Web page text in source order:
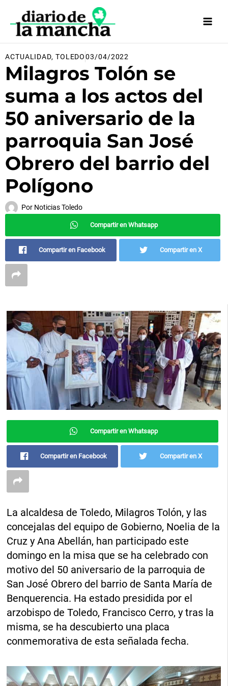
contenido
ACTUALIDAD, TOLEDO 03/04/2022
Milagros Tolón se
suma a los actos del
50 aniversario de la
parroquia San José
Obrero del barrio del
Polígono
Por Noticias Toledo
Compartir en Whatsapp
Compartir en Facebook Compartir en X
Compartir en Whatsapp
Compartir en Facebook Compartir en X
La alcaldesa de Toledo, Milagros Tolón, y las
concejalas del equipo de Gobierno, Noelia de la
Cruz y Ana Abellán, han participado este
domingo en la misa que se ha celebrado con
motivo del 50 aniversario de la parroquia de
San José Obrero del barrio de Santa María de
Benquerencia. Ha estado presidida por el
arzobispo de Toledo, Francisco Cerro, y tras la
misma, se ha descubierto una placa
conmemorativa de esta señalada fecha.